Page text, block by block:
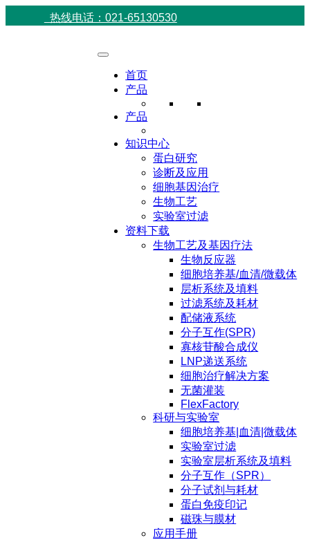
热线电话：021-65130530
首页
产品
产品
知识中心
蛋白研究
诊断及应用
细胞基因治疗
生物工艺
实验室过滤
资料下载
生物工艺及基因疗法
生物反应器
细胞培养基/血清/微载体
层析系统及填料
过滤系统及耗材
配储液系统
分子互作(SPR)
寡核苷酸合成仪
LNP递送系统
细胞治疗解决方案
无菌灌装
FlexFactory
科研与实验室
细胞培养基|血清|微载体
实验室过滤
实验室层析系统及填料
分子互作（SPR）
分子试剂与耗材
蛋白免疫印记
磁珠与膜材
应用手册